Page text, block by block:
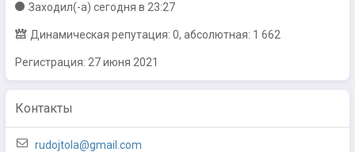
Заходил(-a) сегодня в 23:27
Динамическая репутация: 0, абсолютная: 1 662
Регистрация: 27 июня 2021
Контакты
rudojtola@gmail.com